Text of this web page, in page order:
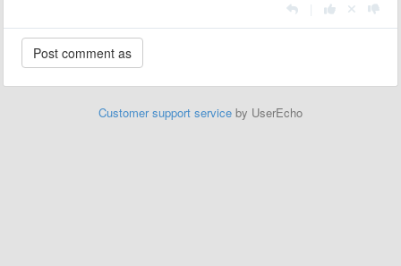
Customer support service by UserEcho